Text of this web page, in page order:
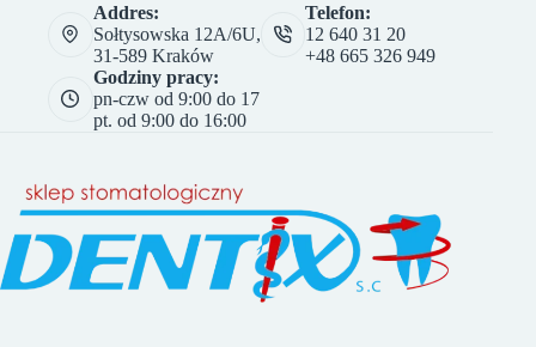
Addres:
Sołtysowska 12A/6U,
31-589 Kraków
Telefon:
12 640 31 20
+48 665 326 949
Godziny pracy:
pn-czw od 9:00 do 17
pt. od 9:00 do 16:00